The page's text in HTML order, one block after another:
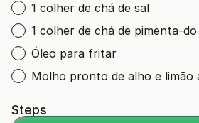
1 colher de chá de sal
1 colher de chá de pimenta-
Óleo para fritar
Molho pronto de alho e limão
Steps